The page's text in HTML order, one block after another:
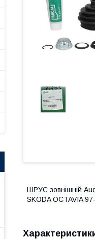
ШРУС зовнішній
SKODA OCTAVIA